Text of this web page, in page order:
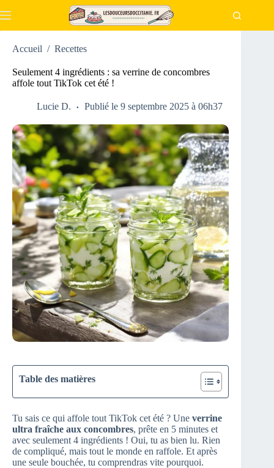
au
Accueil / Recettes
Seulement 4 ingrédients : sa verrine de concombres
affole tout TikTok cet été !
Lucie D. Publié le 9 septembre 2025 à 06h37
Table des matières
Tu sais ce qui affole tout TikTok cet été ? Une verrine
ultra fraîche aux concombres, prête en 5 minutes et
avec seulement 4 ingrédients ! Oui, tu as bien lu. Rien
de compliqué, mais tout le monde en raffole. Et après
une seule bouchée, tu comprendras vite pourquoi.